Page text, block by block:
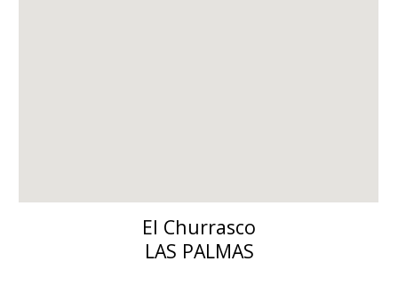
El Churrasco
LAS PALMAS